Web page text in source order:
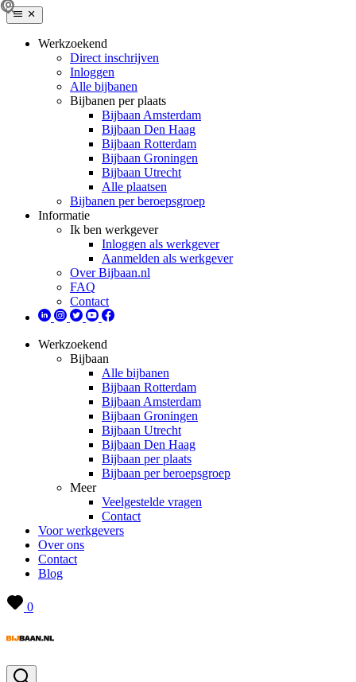
Werkzoekend
Direct inschrijven
Inloggen
Alle bijbanen
Bijbanen per plaats
Bijbaan Amsterdam
Bijbaan Den Haag
Bijbaan Rotterdam
Bijbaan Groningen
Bijbaan Utrecht
Alle plaatsen
Bijbanen per beroepsgroep
Informatie
Ik ben werkgever
Inloggen als werkgever
Aanmelden als werkgever
Over Bijbaan.nl
FAQ
Contact
Werkzoekend
Bijbaan
Alle bijbanen
Bijbaan Rotterdam
Bijbaan Amsterdam
Bijbaan Groningen
Bijbaan Utrecht
Bijbaan Den Haag
Bijbaan per plaats
Bijbaan per beroepsgroep
Meer
Veelgestelde vragen
Contact
Voor werkgevers
Over ons
Contact
Blog
0